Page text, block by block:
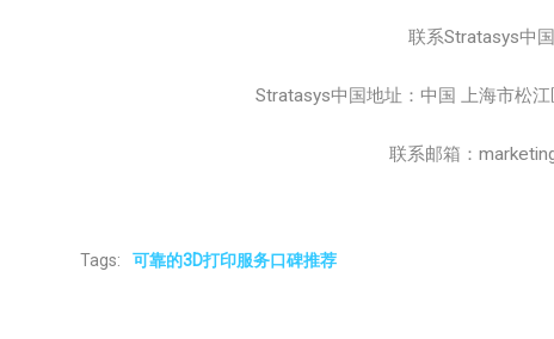
联系Stratasys中
Stratasys中国地址：中国 上海市松
联系邮箱：
Tags: 可靠的3D打印服务口碑推荐